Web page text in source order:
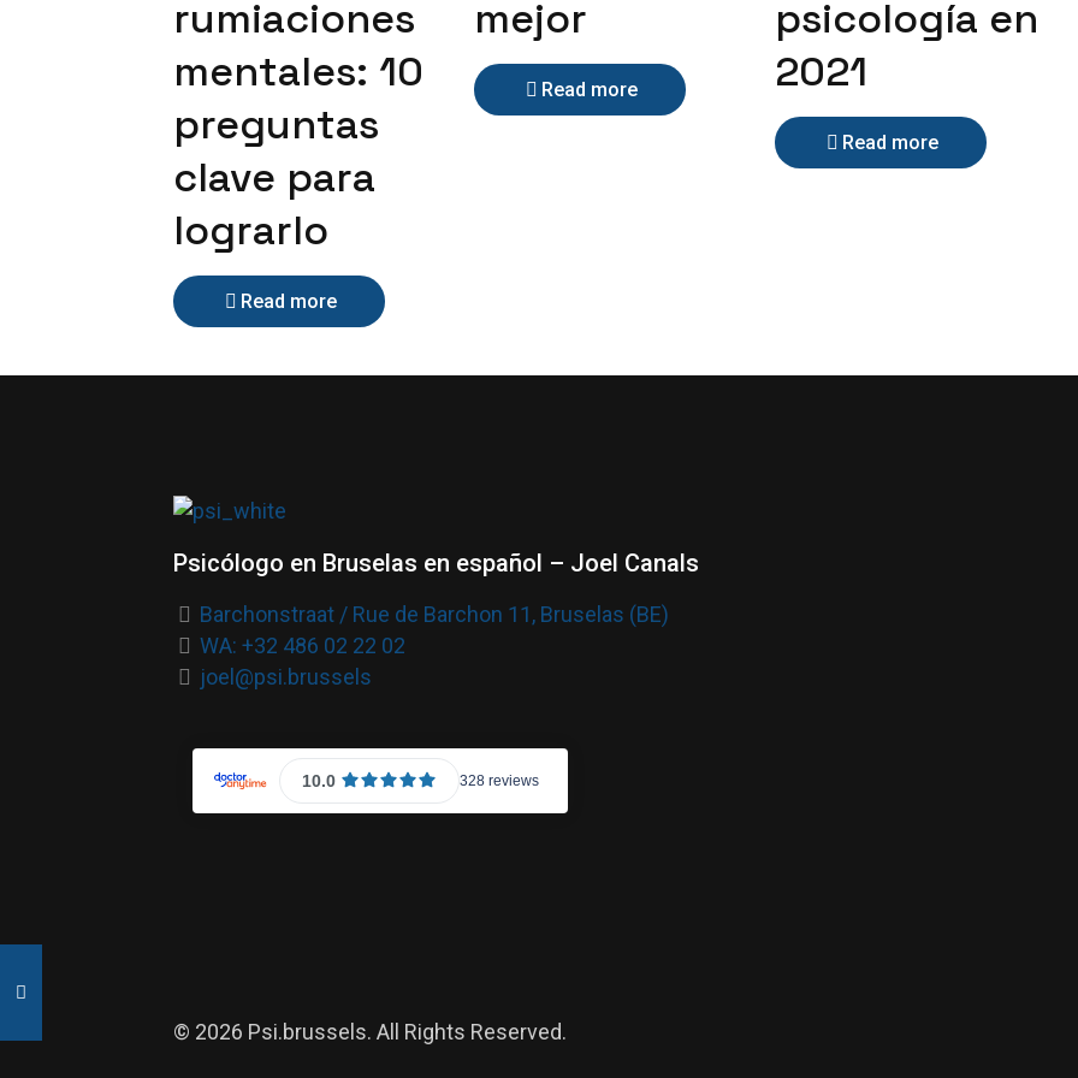
rumiaciones
mentales: 10
preguntas
clave para
lograrlo
Read more
mejor
Read more
psicología en
2021
Read more
Psicólogo en Bruselas en español – Joel Canals
Barchonstraat / Rue de Barchon 11, Bruselas (BE)
WA: +32 486 02 22 02
joel@psi.brussels
© 2026 Psi.brussels. All Rights Reserved.